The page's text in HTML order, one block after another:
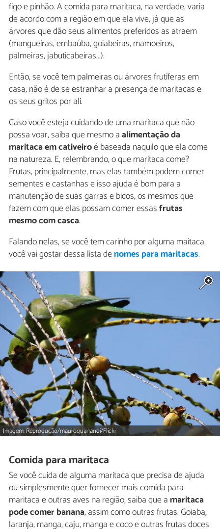
figo e pinhão. A comida para maritaca, na verdade, varia
de acordo com a região em que ela vive, já que as
árvores que dão seus alimentos preferidos as atraem
(mangueiras, embaúba, goiabeiras, mamoeiros,
palmeiras, jabuticabeiras...).
Então, se você tem palmeiras ou árvores frutíferas em
casa, não é de se estranhar a presença de maritacas e
os seus gritos por ali.
Caso você esteja cuidando de uma maritaca que não
possa voar, saiba que mesmo aalimentação da
maritaca em cativeiroé baseada naquilo que ela come
na natureza. E, relembrando, o que maritaca come?
Frutas, principalmente, mas elas também podem comer
sementes e castanhas e isso ajuda é bom para a
manutenção de suas garras e bicos, os mesmos que
fazem com que elas possam comer essasfrutas
mesmo com casca.
Falando nelas, se você tem carinho por alguma maitaca,
você vai gostar dessa lista denomes para maritacas.
Imagem: Reprodução/mauroguanandi/Flickr
Comida para maritaca
Se você cuida de alguma maritaca que precisa de ajuda
ou simplesmente quer fornecer mais comida para
maritaca e outras aves na região, saiba que a maritaca
pode comer banana, assim como outras frutas. Goiaba,
laranja, manga, caju, manga e coco e outras frutas doces